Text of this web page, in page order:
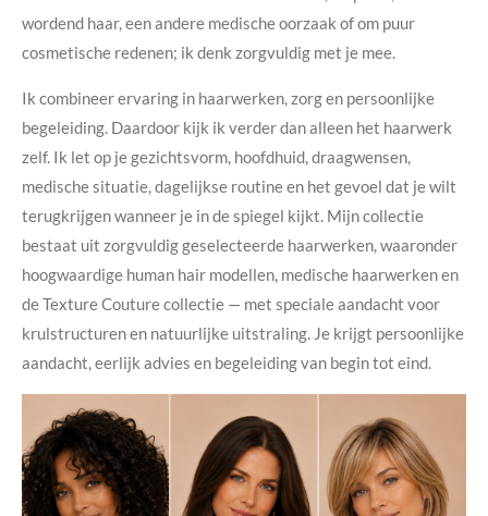
wordend haar, een andere medische oorzaak of om puur
cosmetische redenen; ik denk zorgvuldig met je mee.
Ik combineer ervaring in haarwerken, zorg en persoonlijke
begeleiding. Daardoor kijk ik verder dan alleen het haarwerk
zelf. Ik let op je gezichtsvorm, hoofdhuid, draagwensen,
medische situatie, dagelijkse routine en het gevoel dat je wilt
terugkrijgen wanneer je in de spiegel kijkt. Mijn collectie
bestaat uit zorgvuldig geselecteerde haarwerken, waaronder
hoogwaardige human hair modellen, medische haarwerken en
de Texture Couture collectie — met speciale aandacht voor
krulstructuren en natuurlijke uitstraling. Je krijgt persoonlijke
aandacht, eerlijk advies en begeleiding van begin tot eind.